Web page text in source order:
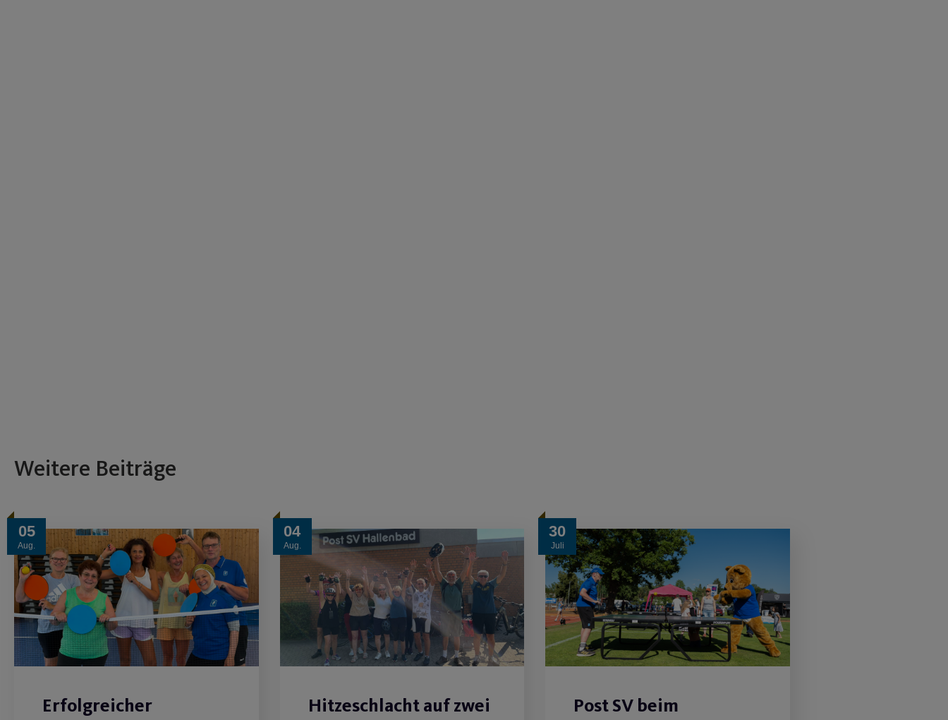
Weitere Beiträge
05
Aug.
Erfolgreicher
04
Aug.
Hitzeschlacht auf zwei
30
Juli
Post SV beim